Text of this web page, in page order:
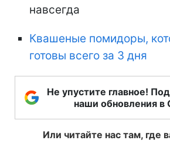
навсегда
Квашеные помидоры,
готовы всего за 3 дня
Не упустите главное!
наши обновления в
Или читайте нас там, где